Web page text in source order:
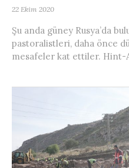
22 Ekim 2020
Şu anda güney Rusya’da
pastoralistleri, daha önce
mesafeler kat ettiler. Hint-